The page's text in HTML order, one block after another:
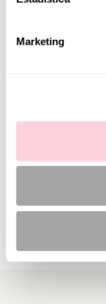
Marketing